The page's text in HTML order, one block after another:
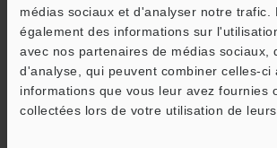
médias sociaux et d'analyser notre trafic.
également des informations sur
avec nos partenaires de médias sociaux,
d'analyse, qui peuvent combiner celles-ci
informations que vous leur avez fournies
collectées lors de votre utilisation de leurs
Télécharger